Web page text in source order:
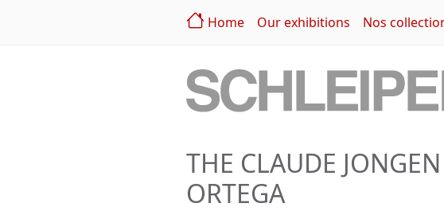
Home Our exhibitions Nos
THE CLAUDE
ORTEGA